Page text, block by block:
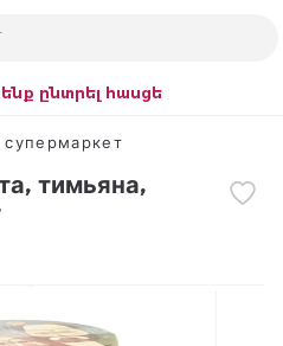
ընտրել հասցե
тимьяна,